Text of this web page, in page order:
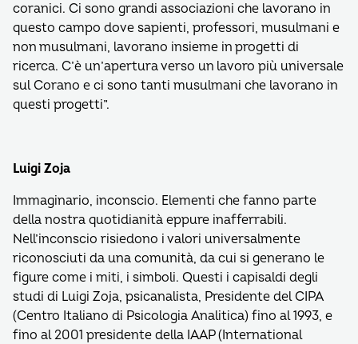
coranici. Ci sono grandi associazioni che lavorano in
questo campo dove sapienti, professori, musulmani e
non musulmani, lavorano insieme in progetti di
ricerca. C’è un’apertura verso un lavoro più universale
sul Corano e ci sono tanti musulmani che lavorano in
questi progetti”.
Luigi Zoja
Immaginario, inconscio. Elementi che fanno parte
della nostra quotidianità eppure inafferrabili.
Nell’inconscio risiedono i valori universalmente
riconosciuti da una comunità, da cui si generano le
figure come i miti, i simboli. Questi i capisaldi degli
studi di Luigi Zoja, psicanalista, Presidente del CIPA
(Centro Italiano di Psicologia Analitica) fino al 1993, e
fino al 2001 presidente della IAAP (International